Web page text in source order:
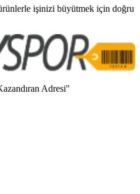
işinizi büyütmek için doğru
Adresi"